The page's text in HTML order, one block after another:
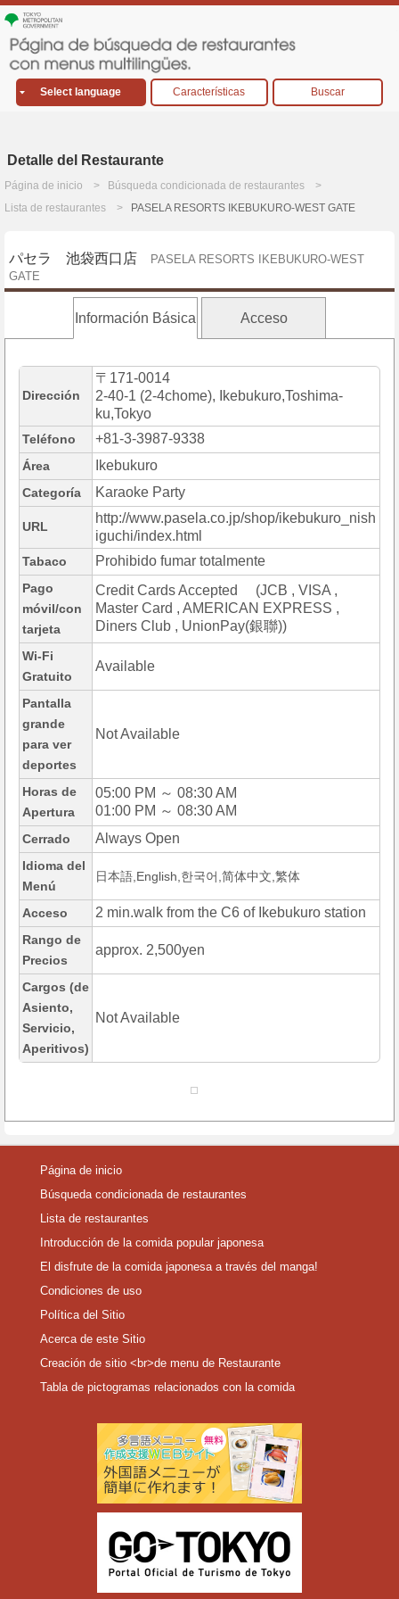
Select language Características Buscar
Detalle del Restaurante
Página de inicio
Búsqueda condicionada de restaurantes
Lista de restaurantes
PASELA RESORTS IKEBUKURO-WEST GATE
パセラ 池袋西口店
PASELA RESORTS IKEBUKURO-WEST
GATE
Información Básica Acceso
Dirección
〒171-0014
2-40-1 (2-4chome), Ikebukuro,Toshima-
ku,Tokyo
Teléfono +81-3-3987-9338
Área Ikebukuro
Categoría Karaoke Party
URL
http://www.pasela.co.jp/shop/ikebukuro_nish
iguchi/index.html
Tabaco Prohibido fumar totalmente
Pago
móvil/con
tarjeta
Credit Cards Accepted (JCB , VISA ,
Master Card , AMERICAN EXPRESS ,
Diners Club , UnionPay(銀聯))
Wi-Fi
Gratuito
Available
Pantalla
grande
para ver
deportes
Not Available
Horas de
Apertura
05:00 PM ～ 08:30 AM
01:00 PM ～ 08:30 AM
Cerrado Always Open
Idioma del
Menú
日本語,English,한국어,简体中文,繁体
Acceso 2 min.walk from the C6 of Ikebukuro station
Rango de
Precios
approx. 2,500yen
Cargos (de
Asiento,
Servicio,
Aperitivos)
Not Available
Página de inicio
Búsqueda condicionada de restaurantes
Lista de restaurantes
Introducción de la comida popular japonesa
El disfrute de la comida japonesa a través del manga!
Condiciones de uso
Política del Sitio
Acerca de este Sitio
Creación de sitio <br>de menu de Restaurante
Tabla de pictogramas relacionados con la comida